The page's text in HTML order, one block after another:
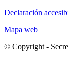
Declaración
Mapa web
© Copyright -